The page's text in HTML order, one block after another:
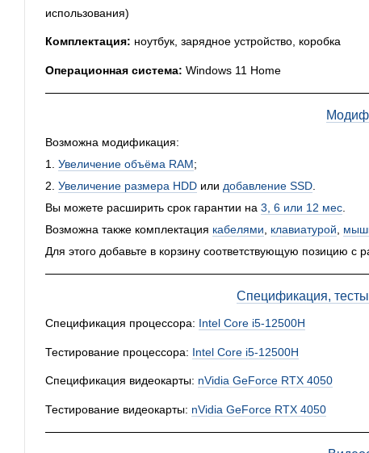
использования)
Комплектация: ноутбук, зарядное устройство, коробка
Операционная система: Windows 11 Home
Возможна модификация:
1. Увеличение объёма RAM;
2. Увеличение размера HDD или добавление SSD
Вы можете расширить срок гарантии на 3, 6 или 12 мес
Возможна также комплектация кабелями клавиатурой
Для этого добавьте в корзину соответствующую позицию с
Спецификация, тесты
Спецификация процессора: Intel Core i5-12500H
Тестирование процессора: Intel Core i5-12500H
Спецификация видеокарты: nVidia GeForce RTX 4050
Тестирование видеокарты: nVidia GeForce RTX 4050